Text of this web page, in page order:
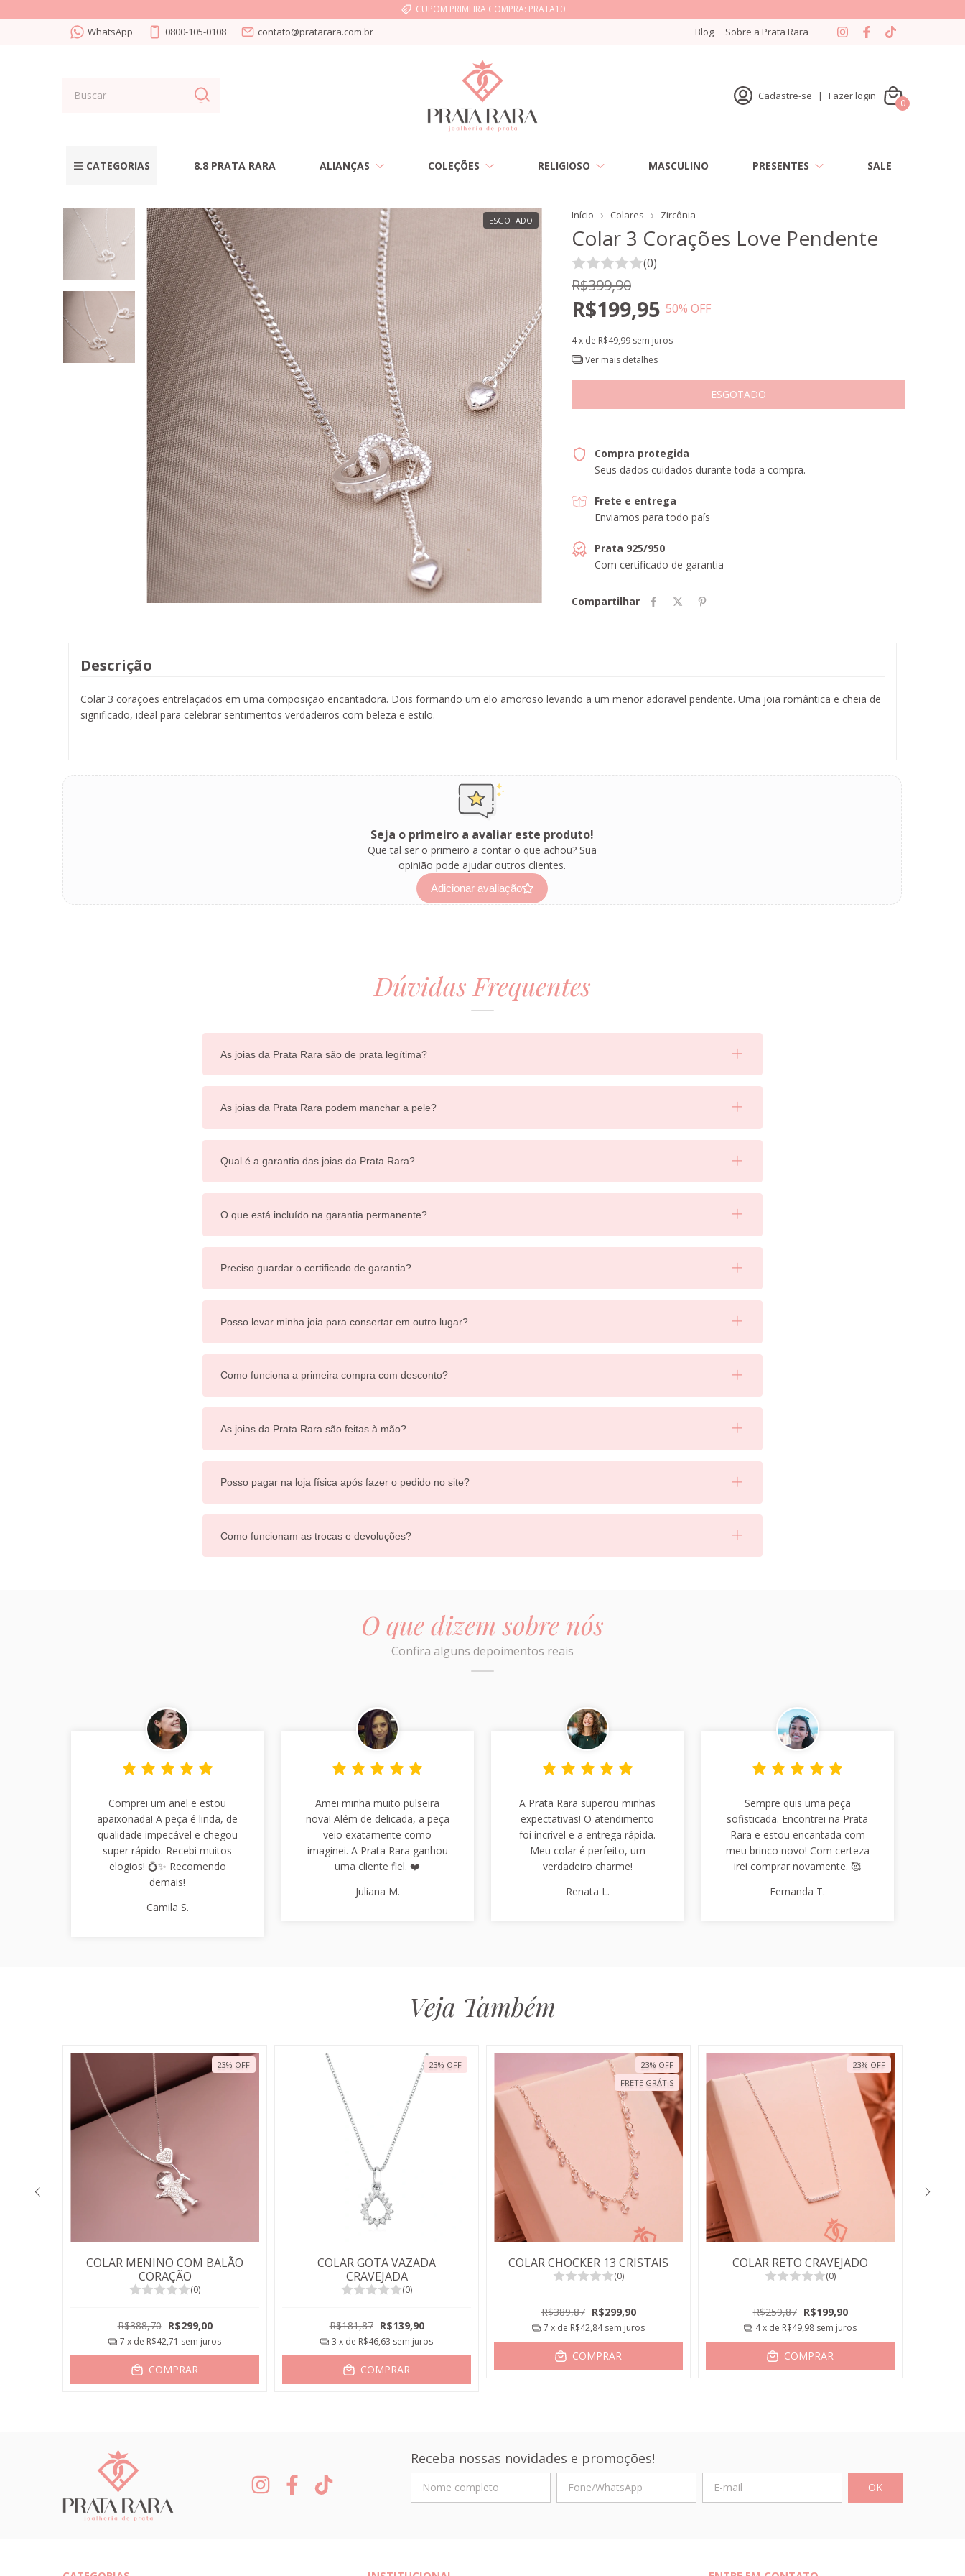
CUPOM PRIMEIRA COMPRA: PRATA10
WhatsApp 0800-105-0108 contato@pratarara.com.br Blog Sobre a Prata Rara
Cadastre-se | Fazer login
0
CATEGORIAS 8.8 PRATA RARA ALIANÇAS COLEÇÕES RELIGIOSO MASCULINO PRESENTES SALE
ESGOTADO Início Colares Zircônia
Colar 3 Corações Love Pendente
(0)
R$399,90
R$199,95 50% OFF
4x de R$49,99 sem juros
Ver mais detalhes
Compra protegida
Seus dados cuidados durante toda a compra.
Frete e entrega
Enviamos para todo país
Prata 925/950
Com certificado de garantia
Compartilhar
Descrição
Colar 3 corações entrelaçados em uma composição encantadora. Dois formando um elo amoroso levando a um menor adoravel pendente. Uma joia romântica e cheia de
significado, ideal para celebrar sentimentos verdadeiros com beleza e estilo.
Seja o primeiro a avaliar este produto!
Que tal ser o primeiro a contar o que achou? Sua
opinião pode ajudar outros clientes.
Adicionar avaliação
Dúvidas Frequentes
As joias da Prata Rara são de prata legítima?
As joias da Prata Rara podem manchar a pele?
Qual é a garantia das joias da Prata Rara?
O que está incluído na garantia permanente?
Preciso guardar o certificado de garantia?
Posso levar minha joia para consertar em outro lugar?
Como funciona a primeira compra com desconto?
As joias da Prata Rara são feitas à mão?
Posso pagar na loja física após fazer o pedido no site?
Como funcionam as trocas e devoluções?
O que dizem sobre nós
Confira alguns depoimentos reais
Comprei um anel e estou
apaixonada! A peça é linda, de
qualidade impecável e chegou
super rápido. Recebi muitos
elogios! 💍✨ Recomendo
demais!
Camila S.
Amei minha muito pulseira
nova! Além de delicada, a peça
veio exatamente como
imaginei. A Prata Rara ganhou
uma cliente fiel. ❤️
Juliana M.
A Prata Rara superou minhas
expectativas! O atendimento
foi incrível e a entrega rápida.
Meu colar é perfeito, um
verdadeiro charme!
Renata L.
Sempre quis uma peça
sofisticada. Encontrei na Prata
Rara e estou encantada com
meu brinco novo! Com certeza
irei comprar novamente. 🥰
Fernanda T.
Veja Também
23% OFF
COLAR MENINO COM BALÃO
CORAÇÃO
(0)
R$388,70 R$299,00
7 x de R$42,71 sem juros
COMPRAR
23% OFF
COLAR GOTA VAZADA
CRAVEJADA
(0)
R$181,87 R$139,90
3 x de R$46,63 sem juros
COMPRAR
23% OFF
FRETE GRÁTIS
COLAR CHOCKER 13 CRISTAIS
(0)
R$389,87 R$299,90
7 x de R$42,84 sem juros
COMPRAR
23% OFF
COLAR RETO CRAVEJADO
(0)
R$259,87 R$199,90
4x de R$49,98 sem juros
COMPRAR
Receba nossas novidades e promoções!